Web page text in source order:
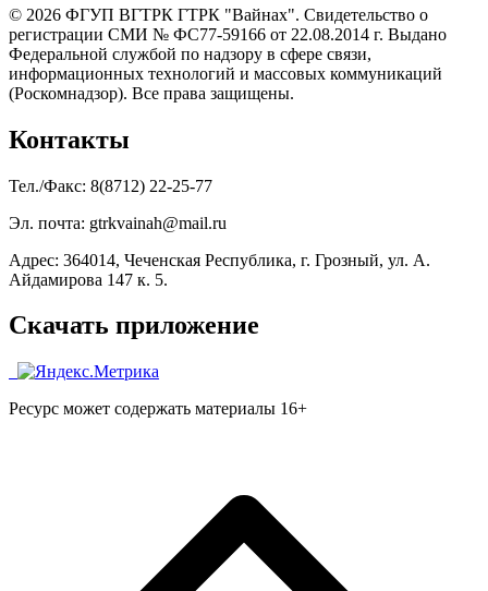
© 2026 ФГУП ВГТРК ГТРК "Вайнах". Свидетельство о
регистрации СМИ № ФС77-59166 от 22.08.2014 г. Выдано
Федеральной службой по надзору в сфере связи,
информационных технологий и массовых коммуникаций
(Роскомнадзор). Все права защищены.
Контакты
Тел./Факс: 8(8712) 22-25-77
Эл. почта: gtrkvainah@mail.ru
Адрес: 364014, Чеченская Республика, г. Грозный, ул. А.
Айдамирова 147 к. 5.
Скачать приложение
Ресурс может содержать материалы 16+